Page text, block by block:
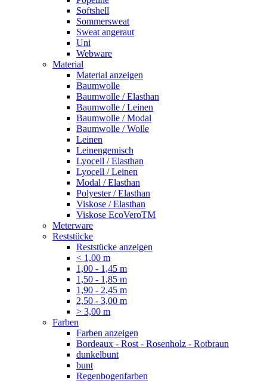
Softshell
Sommersweat
Sweat angeraut
Uni
Webware
Material
Material anzeigen
Baumwolle
Baumwolle / Elasthan
Baumwolle / Leinen
Baumwolle / Modal
Baumwolle / Wolle
Leinen
Leinengemisch
Lyocell / Elasthan
Lyocell / Leinen
Modal / Elasthan
Polyester / Elasthan
Viskose / Elasthan
Viskose EcoVeroTM
Meterware
Reststücke
Reststücke anzeigen
< 1,00 m
1,00 - 1,45 m
1,50 - 1,85 m
1,90 - 2,45 m
2,50 - 3,00 m
> 3,00 m
Farben
Farben anzeigen
Bordeaux - Rost - Rosenholz - Rotbraun
dunkelbunt
bunt
Regenbogenfarben